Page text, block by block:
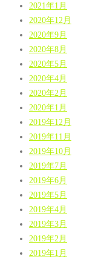
2021年1月
2020年12月
2020年9月
2020年8月
2020年5月
2020年4月
2020年2月
2020年1月
2019年12月
2019年11月
2019年10月
2019年7月
2019年6月
2019年5月
2019年4月
2019年3月
2019年2月
2019年1月